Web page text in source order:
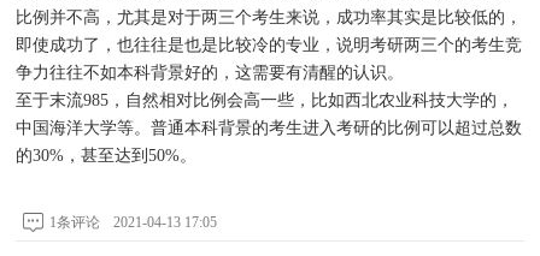
比例并不高，尤其是对于两三个考生来说，成功率其实是比较低的，
即使成功了，也往往是也是比较冷的专业，说明考研两三个的考生竞
争力往往不如本科背景好的，这需要有清醒的认识。
至于末流985，自然相对比例会高一些，比如西北农业科技大学的，
中国海洋大学等。普通本科背景的考生进入考研的比例可以超过总数
的30%，甚至达到50%。
1条评论 2021-04-13 17:05